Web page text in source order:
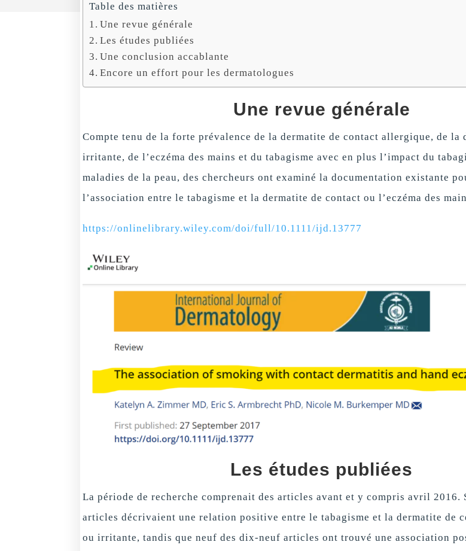
Table des matières
Une revue générale
Les études publiées
Une conclusion accablante
Encore un effort pour les dermatologues
Une revue générale
Compte tenu de la forte prévalence de la dermatite de contact allergique, de la
irritante, de l’eczéma des mains et du tabagisme avec en plus l’impact du
maladies de la peau, des chercheurs ont examiné la documentation existante
l’association entre le tabagisme et la dermatite de contact ou l’eczéma des
https://onlinelibrary.wiley.com/doi/full/10.1111/ijd.13777
Les études publiées
La période de recherche comprenait des articles avant et y compris avril 2016.
articles décrivaient une relation positive entre le tabagisme et la dermatite de
ou irritante, tandis que neuf des dix-neuf articles ont trouvé une association